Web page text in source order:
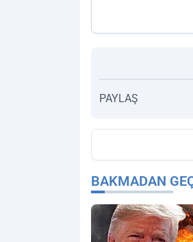
PAYLAŞ
BAKMADAN